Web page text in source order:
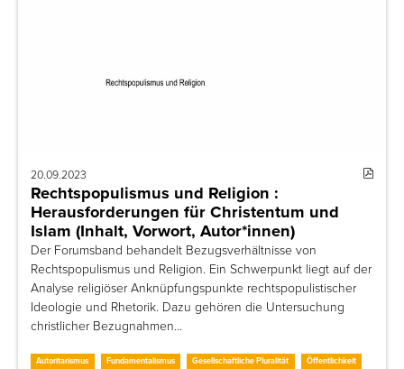
20.09.2023
Rechtspopulismus und Religion :
Herausforderungen für Christentum und
Islam (Inhalt, Vorwort, Autor*innen)
Der Forumsband behandelt Bezugsverhältnisse von
Rechtspopulismus und Religion. Ein Schwerpunkt liegt auf der
Analyse religiöser Anknüpfungspunkte rechtspopulistischer
Ideologie und Rhetorik. Dazu gehören die Untersuchung
christlicher Bezugnahmen…
Autoritarismus Fundamentalismus Gesellschaftliche Pluralität
Öffentlichkeit